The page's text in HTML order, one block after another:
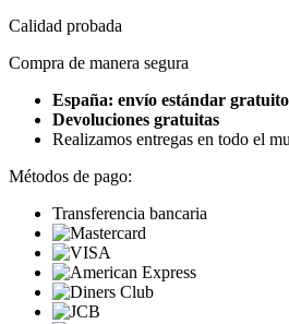
Calidad probada
Compra de manera segura
España: envío estándar gratuito
Devoluciones gratuitas
Realizamos entregas en todo el
Métodos de pago:
Transferencia bancaria